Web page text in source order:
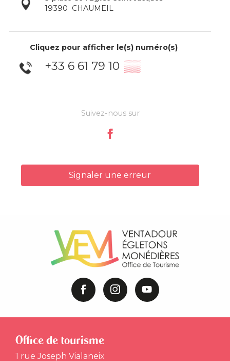
19390 CHAUMEIL
Cliquez pour afficher le(s) numéro(s)
+33 6 61 79 10 ▒▒
Suivez-nous sur
Signaler une erreur
Office de tourisme
1 rue Joseph Vialaneix